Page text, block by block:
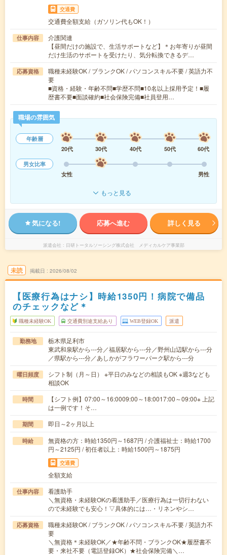
交通費
交通費全額支給（ガソリン代もOK！）
仕事内容
介護関連
【昼間だけの施設で、生活サポートなど】＊お年寄りが昼間
だけ生活のサポートを受けたり、気分転換できるデ…
応募資格
職種未経験OK / ブランクOK / パソコンスキル不要 / 英語力不
要
■資格・経験・年齢不問■学歴不問■10名以上採用予定！■履
歴書不要■面談確約■社会保険完備■社員登用…
職場の雰囲気
年齢層
20代
30代 40代 50代
60代
男女比率
女性
男性
もっと見る
気になる! 応募へ進む 詳しく見る
派遣会社 日研トータルソーシング株式会社 メディカルケア事業部
未読 掲載日 2026/08/02
【医療行為はナシ】時給1350円！病院で備品
のチェックなど＊
職種未経験OK 交通費別途支給あり WEB登録OK 派遣
勤務地
栃木県足利市
東武和泉駅から---分／福居駅から---分／野州山辺駅から---分
／県駅から---分／あしかがフラワーパーク駅から---分
曜日頻度
シフト制（月～日） ※平日のみなどの相談もOK ※週3なども
相談OK
時間
【シフト例】07:00～16:0009:00～18:0017:00～09:00※ 上記
は一例です！そ…
期間 即日～2ヶ月以上
時給
無資格の方：時給1350円～1687円 / 介護福祉士：時給1700
円～2125円 / 初任者以上：時給1500円～1875円
交通費
全額支給
仕事内容
看護助手
＼無資格・未経験OKの看護助手／医療行為は一切行わない
ので未経験でも安心！▽具体的には…・リネンやシ…
応募資格
職種未経験OK / ブランクOK / パソコンスキル不要 / 英語力不
要
＼無資格＊未経験OK／★年齢不問・ブランクOK★履歴書不
要・来社不要（電話登録OK）★社会保険完備＼…